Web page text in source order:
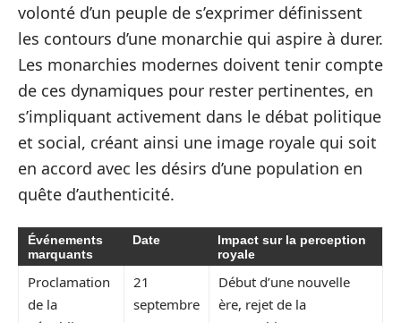
volonté d’un peuple de s’exprimer définissent
les contours d’une monarchie qui aspire à durer.
Les monarchies modernes doivent tenir compte
de ces dynamiques pour rester pertinentes, en
s’impliquant activement dans le débat politique
et social, créant ainsi une image royale qui soit
en accord avec les désirs d’une population en
quête d’authenticité.
Événements
marquants
Date
Impact sur la perception
royale
Proclamation
de la
21
septembre
Début d’une nouvelle
ère, rejet de la